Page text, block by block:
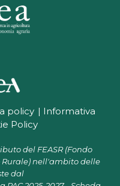
policy
Informativa
Policy
del FEASR (Fondo
Rurale) nell'ambito delle
dal